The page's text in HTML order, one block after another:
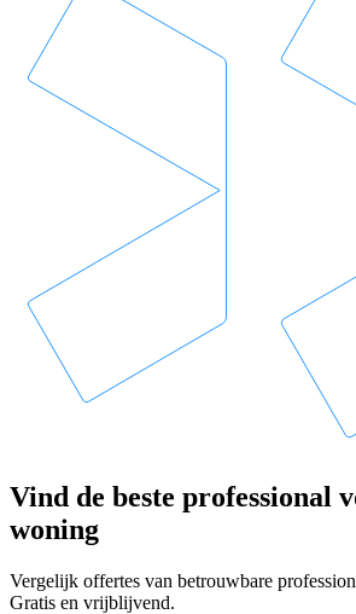
Vind de beste professional
woning
Vergelijk offertes van betrouwbare
Gratis en vrijblijvend.